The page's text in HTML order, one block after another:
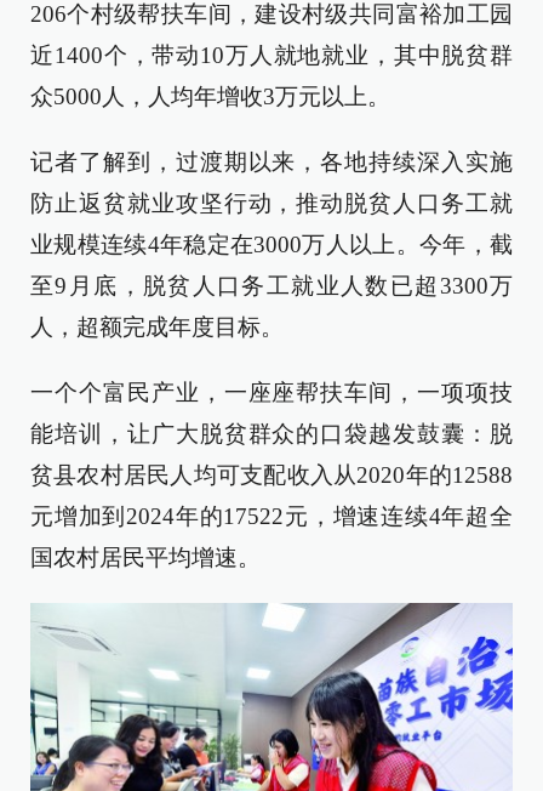
206个村级帮扶车间，建设村级共同富裕加工园
近1400个，带动10万人就地就业，其中脱贫群
众5000人，人均年增收3万元以上。
记者了解到，过渡期以来，各地持续深入实施
防止返贫就业攻坚行动，推动脱贫人口务工就
业规模连续4年稳定在3000万人以上。今年，截
至9月底，脱贫人口务工就业人数已超3300万
人，超额完成年度目标。
一个个富民产业，一座座帮扶车间，一项项技
能培训，让广大脱贫群众的口袋越发鼓囊：脱
贫县农村居民人均可支配收入从2020年的12588
元增加到2024年的17522元，增速连续4年超全
国农村居民平均增速。